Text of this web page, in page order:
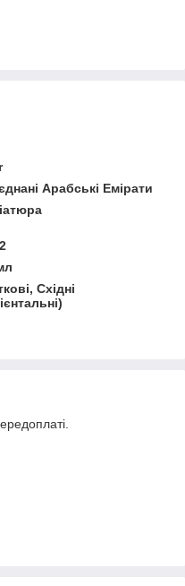
Арабські Емірати
Східні